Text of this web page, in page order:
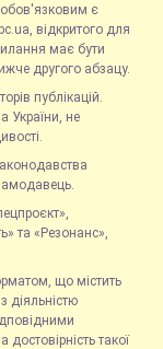
обов'язковим є
відкритого для
має бути
другого абзацу.
публікацій.
України, не
та «Резонанс»,
що містить
діяльністю
такої